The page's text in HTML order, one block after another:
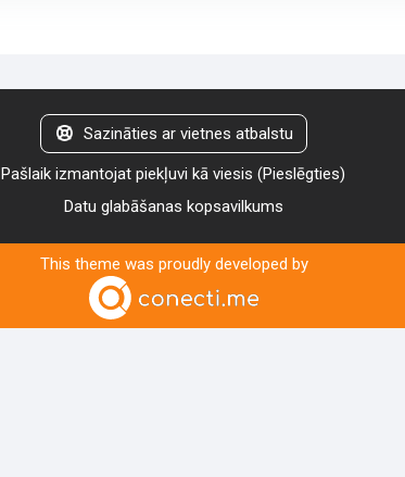
Sazināties ar vietnes atbalstu
Pašlaik izmantojat piekļuvi kā viesis (Pieslēgties)
Datu glabāšanas kopsavilkums
This theme was proudly developed by